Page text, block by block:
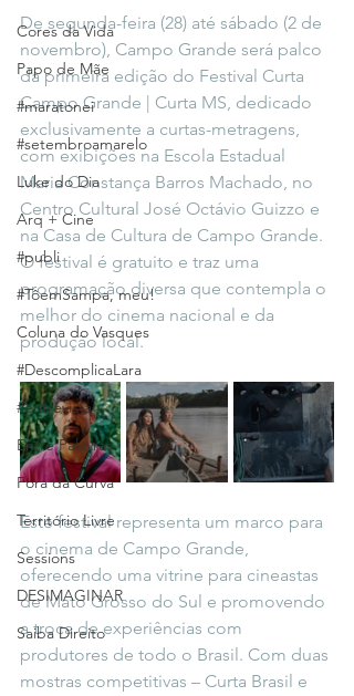
Cores da Vida
Papo de Mãe
#maratonei
#setembroamarelo
Luke do Dia
Arq + Cine
#publi
#TôemSampa, meu!
Coluna do Vasques
#DescomplicaLara
#entrevista
Entre Palavras
Fora da Curva
Território Livre
Sessions
DESIMAGINAR
Saiba Direito
De segunda-feira (28) até sábado (2 de
novembro), Campo Grande será palco
da primeira edição do Festival Curta
Campo Grande | Curta MS, dedicado
exclusivamente a curtas-metragens,
com exibições na Escola Estadual
Maria Constança Barros Machado, no
Centro Cultural José Octávio Guizzo e
na Casa de Cultura de Campo Grande.
O festival é gratuito e traz uma
programação diversa que contempla o
melhor do cinema nacional e da
produção local.
Este festival representa um marco para
o cinema de Campo Grande,
oferecendo uma vitrine para cineastas
de Mato Grosso do Sul e promovendo
a troca de experiências com
produtores de todo o Brasil. Com duas
mostras competitivas – Curta Brasil e